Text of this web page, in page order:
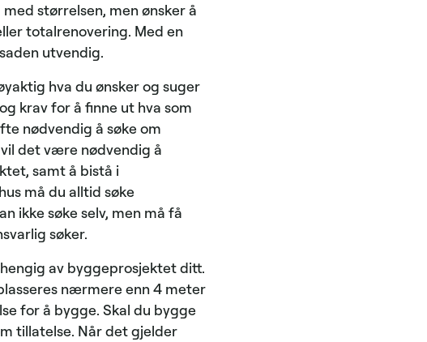
størrelsen, men ønsker å
totalrenovering. Med en
utvendig.
hva du ønsker og suger
krav for å finne ut hva som
nødvendig å søke om
det være nødvendig å
samt å bistå i
må du alltid søke
ikke søke selv, men må få
søker.
av byggeprosjektet ditt.
nærmere enn 4 meter
for å bygge. Skal du bygge
tillatelse. Når det gjelder